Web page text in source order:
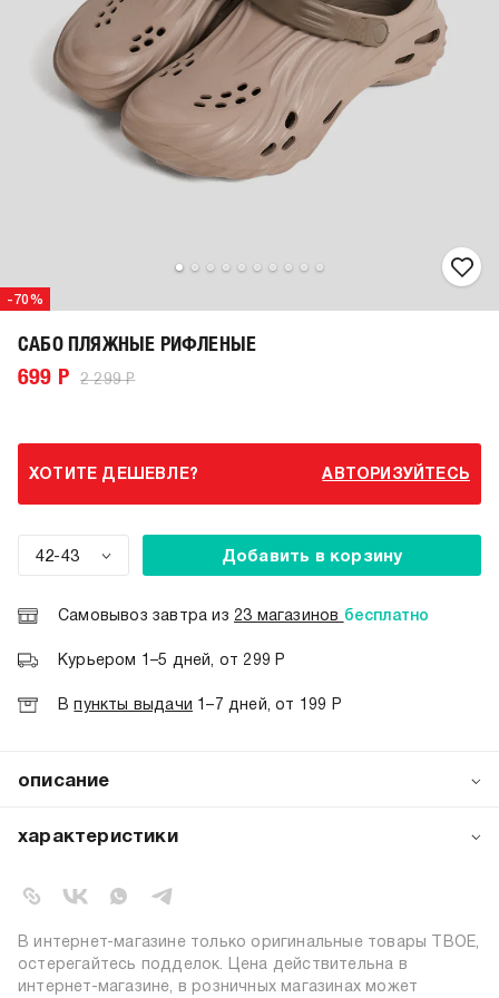
-70%
САБО ПЛЯЖНЫЕ РИФЛЕНЫЕ
699 Р 2 299 Р
ХОТИТЕ ДЕШЕВЛЕ? АВТОРИЗУЙТЕСЬ
42-43 Добавить в корзину
Самовывоз завтра из 23 магазинов бесплатно
Курьером 1–5 дней, от 299 Р
Впункты выдачи 1–7 дней, от 199 Р
описание
лета. Модель из лёгкого ЭВА с массивной подошвой (4
структура материала обеспечивает удобство при
Подойдут для улицы, пляжа и бассейна — легко моются
и быстро сохнут. Лёгкие и практичные, они станут
надёжным спутником в жаркие дни!
характеристики
коллекция:
цвет:
хаки
состав:
100% этиленвинилацетат
узор:
однотонный
В интернет-магазине только оригинальные товары ТВОЕ,
остерегайтесь подделок. Цена действительна в
интернет-магазине, в розничных магазинах может